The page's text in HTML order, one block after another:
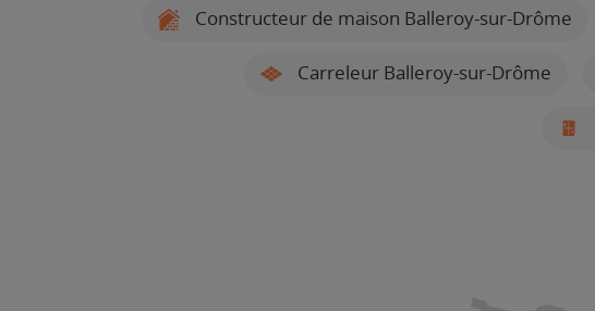
Constructeur de maison Balleroy-sur-Drôme
Carreleur Balleroy-sur-Drôme